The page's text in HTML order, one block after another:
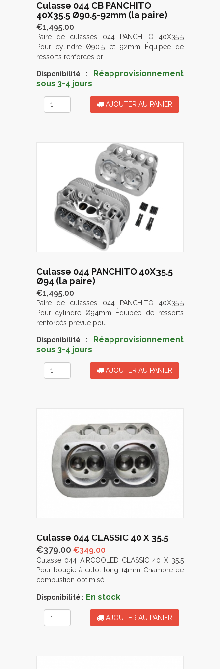
Culasse 044 CB PANCHITO
40X35.5 Ø90.5-92mm (la paire)
€1,495.00
Paire de culasses 044 PANCHITO 40X35.5
Pour cylindre Ø90.5 et 92mm Équipée de
ressorts renforcés pr...
Disponibilité :
Réapprovisionnement
sous 3-4 jours
AJOUTER AU PANIER
Culasse 044 PANCHITO 40X35.5
Ø94 (la paire)
€1,495.00
Paire de culasses 044 PANCHITO 40X35.5
Pour cylindre Ø94mm Équipée de ressorts
renforcés prévue pou...
Disponibilité :
Réapprovisionnement
sous 3-4 jours
AJOUTER AU PANIER
Culasse 044 CLASSIC 40 X 35.5
€379.00€349.00
Culasse 044 AIRCOOLED CLASSIC 40 X 35.5
Pour bougie à culot long 14mm Chambre de
combustion optimisé...
Disponibilité : En stock
AJOUTER AU PANIER